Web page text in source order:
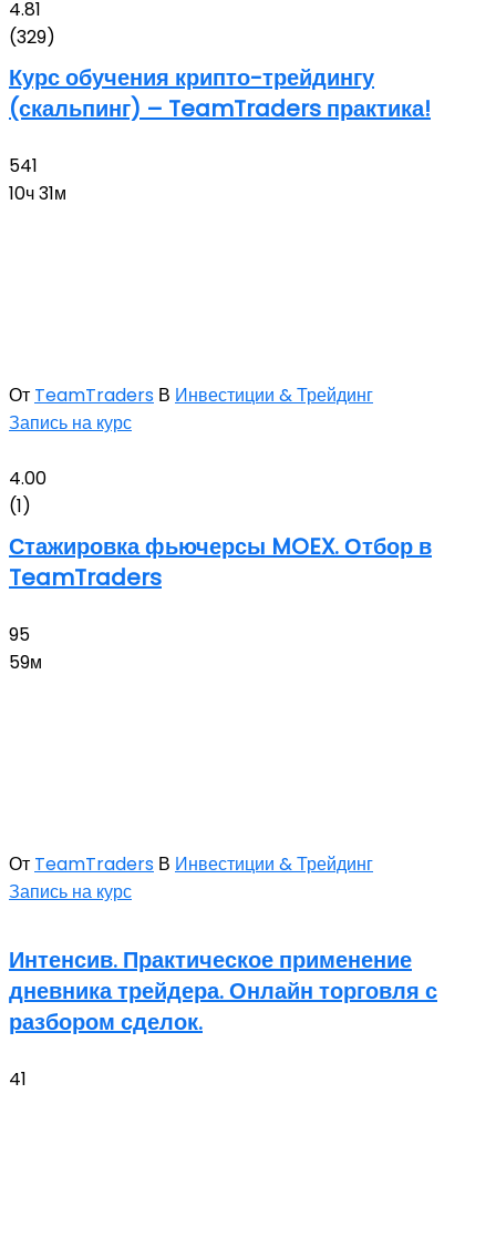
4.81
(329)
Курс обучения крипто-трейдингу
(скальпинг) – TeamTraders практика!
541
10ч 31м
От TeamTraders В Инвестиции & Трейдинг
Запись на курс
4.00
(1)
Стажировка фьючерсы MOEX. Отбор в
TeamTraders
95
59м
От TeamTraders В Инвестиции & Трейдинг
Запись на курс
Интенсив. Практическое применение
дневника трейдера. Онлайн торговля с
разбором сделок.
41